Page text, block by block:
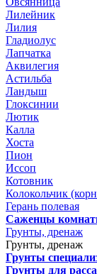
Лилейник
Лилия
Гладиолус
Лапчатка
Аквилегия
Астильба
Ландыш
Глоксинии
Лютик
Калла
Хоста
Пион
Иссоп
Котовник
Колокольчик
Герань полевая
Саженцы
Грунты, дренаж
Грунты, дренаж
Грунты
Грунты для